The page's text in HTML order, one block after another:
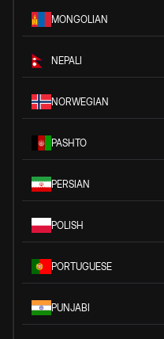
MONGOLIAN
NEPALI
NORWEGIAN
PASHTO
PERSIAN
POLISH
PORTUGUESE
PUNJABI